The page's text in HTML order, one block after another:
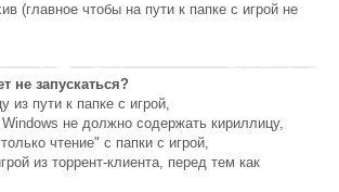
(главное чтобы на пути к папке с игрой не
не запускаться?
из пути к папке с игрой,
не должно содержать кириллицу,
чтение" с папки с игрой,
из торрент-клиента, перед тем как